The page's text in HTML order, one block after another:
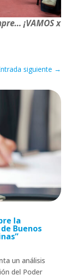
¡VAMOS x
siguiente →
la
Buenos
un análisis
del Poder